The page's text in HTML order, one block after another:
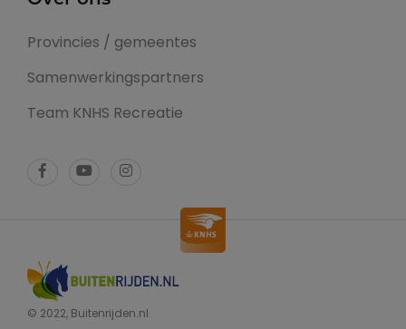
Provincies / gemeentes
Samenwerkingspartners
Team KNHS Recreatie
© 2022, Buitenrijden.nl